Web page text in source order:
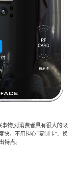
物,对消费者具有很大的吸
快，不用担心“复制卡”、换
特点。